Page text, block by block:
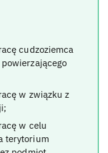
cudzoziemca
w związku z
w celu
terytorium